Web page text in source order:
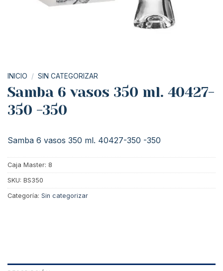
INICIO / SIN CATEGORIZAR
Samba 6 vasos 350 ml. 40427-
350 -350
Samba 6 vasos 350 ml. 40427-350 -350
Caja Master: 8
SKU: BS350
Categoría: Sin categorizar